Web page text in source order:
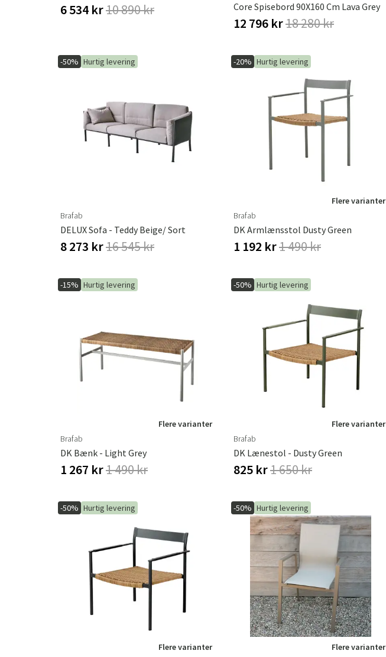
Sverige
Norge
6 534 kr10 890 kr Core Spisebord 90X160 Cm Lava Grey
12 796 kr18 280 kr
-50% Hurtig levering
Brafab
DELUX Sofa - Teddy Beige/ Sort
8 273 kr16 545 kr
-20% Hurtig levering
Flere varianter
Brafab
DK Armlænsstol Dusty Green
1 192 kr1 490 kr
-15% Hurtig levering
Flere varianter
Brafab
DK Bænk - Light Grey
1 267 kr1 490 kr
-50% Hurtig levering
Flere varianter
Brafab
DK Lænestol - Dusty Green
825 kr1 650 kr
-50% Hurtig levering
Flere varianter
-50% Hurtig levering
Flere varianter